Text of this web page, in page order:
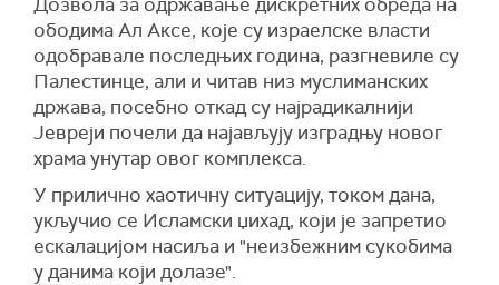
ободима Ал Аксе, које су израелске власти
одобравале последњих година, разгневиле су
Палестинце, али и читав низ муслиманских
држава, посебно откад су најрадикалнији
Јевреји почели да најављују изградњу новог
храма унутар овог комплекса.
У прилично хаотичну ситуацију, током дана,
укључио се Исламски џихад, који је запретио
ескалацијом насиља и "неизбежним сукобима
у данима који долазе".